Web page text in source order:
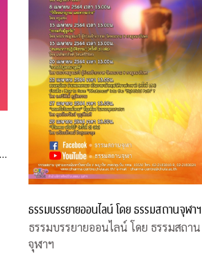
ธรรมบรรยายออนไลน์ โดย ธรรมสถานจุฬาฯ
ธรรมบรรยายออนไลน์ โดย ธรรมสถาน
จุฬาฯ